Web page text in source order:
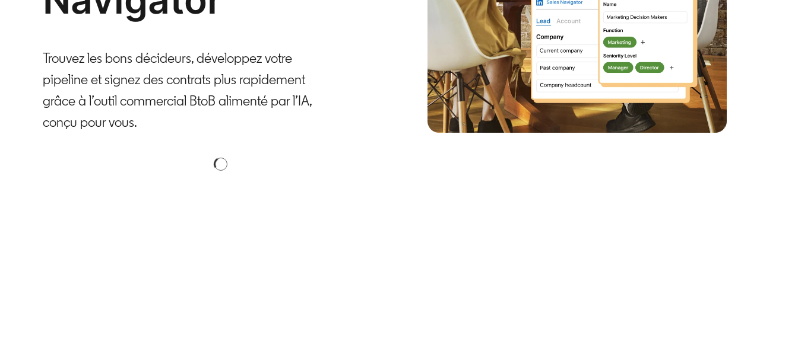
Trouvez les bons décideurs, développez votre
pipeline et signez des contrats plus rapidement
grâce à l’outil commercial BtoB alimenté par l’IA,
conçu pour vous.